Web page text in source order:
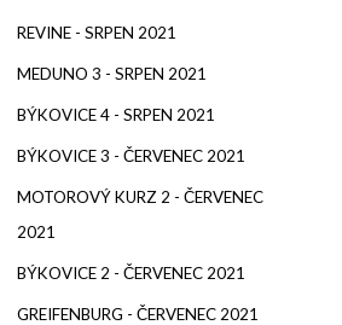
REVINE - SRPEN 2021
MEDUNO 3 - SRPEN 2021
BÝKOVICE 4 - SRPEN 2021
BÝKOVICE 3 - ČERVENEC 2021
MOTOROVÝ KURZ 2 - ČERVENEC
2021
BÝKOVICE 2 - ČERVENEC 2021
GREIFENBURG - ČERVENEC 2021